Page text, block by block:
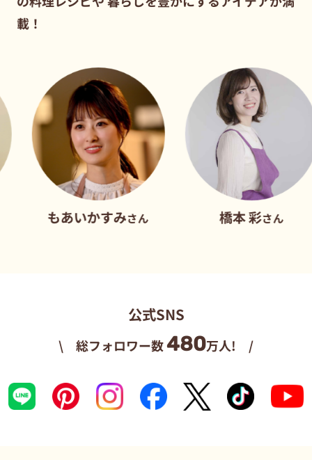
載！
いかすみさん さん
公式SNS
\ 総フォロワー数480万人! /